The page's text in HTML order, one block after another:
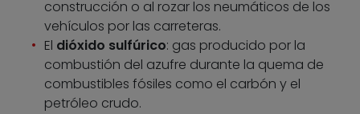
construcción o al rozar los neumáticos de los
vehículos por las carreteras.
El dióxido sulfúrico: gas producido por la
combustión del azufre durante la quema de
combustibles fósiles como el carbón y el
petróleo crudo.